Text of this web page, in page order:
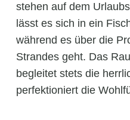
stehen auf dem
lässt es sich in ein
während es über die
Strandes geht. Das
begleitet stets die
perfektioniert die